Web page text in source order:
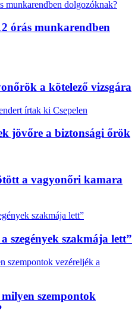
órás munkarendben
a kötelező vizsgára
jövőre a biztonsági őrök
a vagyonőri kamara
szegények szakmája lett”
szempontok